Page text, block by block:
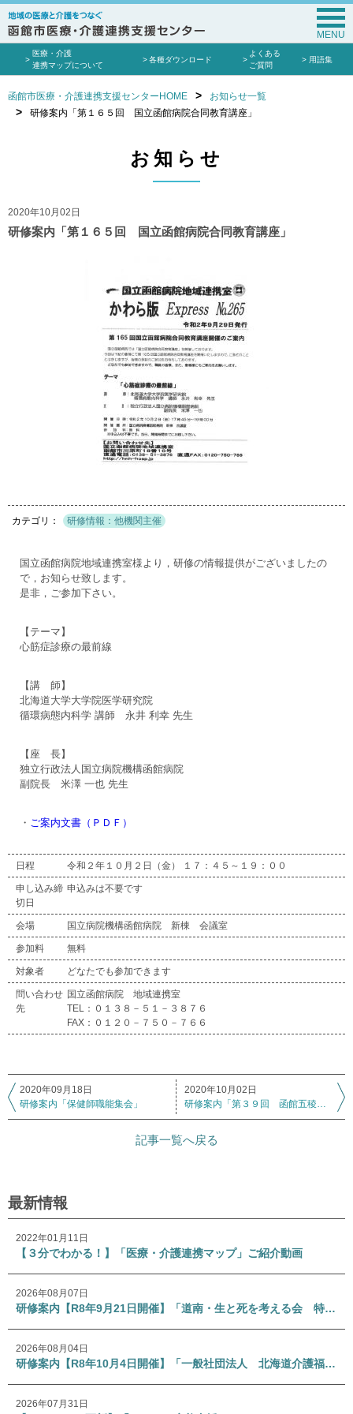
MENU
医療・介護
連携マップについて
各種ダウンロード
よくある
ご質問
用語集
函館市医療・介護連携支援センターHOME
お知らせ一覧
研修案内「第１６５回 国立函館病院合同教育講座」
お知らせ
2020年10月02日
研修案内「第１６５回 国立函館病院合同教育講座」
研修情報：他機関主催
国立函館病院地域連携室様より，研修の情報提供がございましたの
で，お知らせ致します。
是非，ご参加下さい。
【テーマ】
心筋症診療の最前線
【講 師】
北海道大学大学院医学研究院
循環病態内科学 講師 永井 利幸 先生
【座 長】
独立行政法人国立病院機構函館病院
副院長 米澤 一也 先生
・ ご案内文書（ＰＤＦ）
日程 令和２年１０月２日（金） １７：４５～１９：００
申し込み締
切日
申込みは不要です
会場 国立病院機構函館病院 新棟 会議室
参加料 無料
対象者 どなたでも参加できます
問い合わせ
先
国立函館病院 地域連携室
TEL：０１３８－５１－３８７６
FAX：０１２０－７５０－７６６
2020年09月18日
研修案内「保健師職能集会」
2020年10月02日
研修案内「第３９回 函館五稜郭病院キャンサーボード」
記事一覧へ戻る
最新情報
2022年01月11日
【３分でわかる！】「医療・介護連携マップ」ご紹介動画
2026年08月07日
研修案内【R8年9月21日開催】「道南・生と死を考える会 特別講演会」
2026年08月04日
研修案内【R8年10月4日開催】「一般社団法人 北海道介護福祉士会 専門研修Ⅰ」
2026年07月31日